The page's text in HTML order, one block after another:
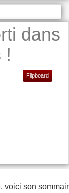
dans
!
Flipboard
voici son